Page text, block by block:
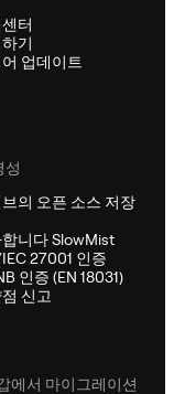
터
기
업데이트
성
의 오픈 소스 저장
니다 SlowMist
27001 인증
인증 (EN 18031)
신고
에서 마이그레이션